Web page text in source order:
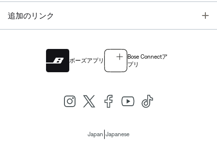
追加のリンク
ボーズアプリ
Bose Connectア
プリ
Japan Japanese